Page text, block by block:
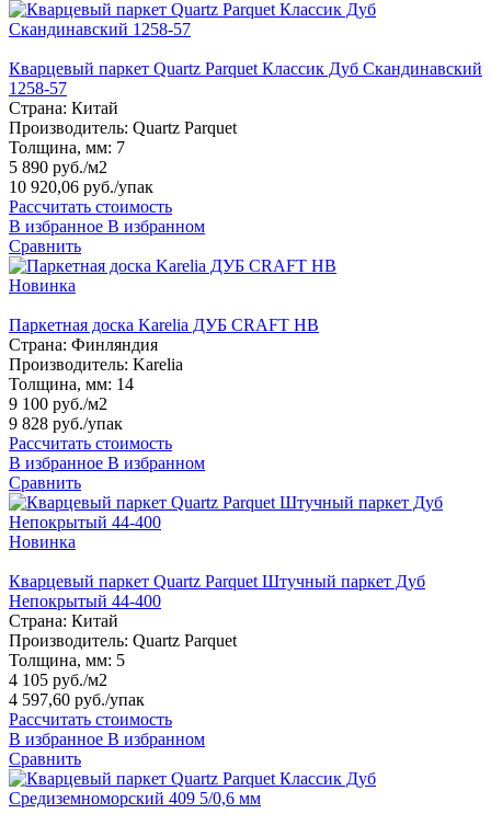
Кварцевый паркет Quartz Parquet Классик Дуб Скандинавский
1258-57
Страна: Китай
Производитель: Quartz Parquet
Толщина, мм: 7
5 890 руб./м2
10 920,06 руб./упак
Рассчитать стоимость
В избранное В избранном
Сравнить
Новинка
Паркетная доска Karelia ДУБ CRAFT HB
Страна: Финляндия
Производитель: Karelia
Толщина, мм: 14
9 100 руб./м2
9 828 руб./упак
Рассчитать стоимость
В избранное В избранном
Сравнить
Новинка
Кварцевый паркет Quartz Parquet Штучный паркет Дуб
Непокрытый 44-400
Страна: Китай
Производитель: Quartz Parquet
Толщина, мм: 5
4 105 руб./м2
4 597,60 руб./упак
Рассчитать стоимость
В избранное В избранном
Сравнить